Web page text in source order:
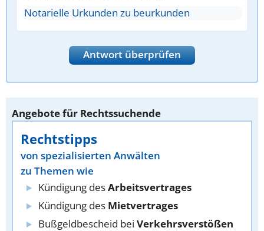
Notarielle Urkunden zu beurkunden
Antwort überprüfen
Angebote für Rechtssuchende
Rechtstipps
von spezialisierten Anwälten
zu Themen wie
Kündigung desArbeitsvertrages
Kündigung des Mietvertrages
Bußgeldbescheid bei Verkehrsverstößen